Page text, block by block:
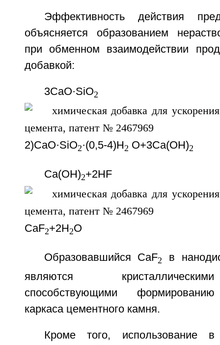
Эффективность действия
объясняется образованием
при обменном взаимодействии
добавкой:
3CaO·SiO2
2)CaO·SiO2·(0,5-4)Н2 О+3Са(ОН)2
Са(ОН)2+2HF
CaF2+2H2O
Образовавшийся CaF2
в
являются
способствующими формированию
каркаса цементного камня.
Кроме того, использование в